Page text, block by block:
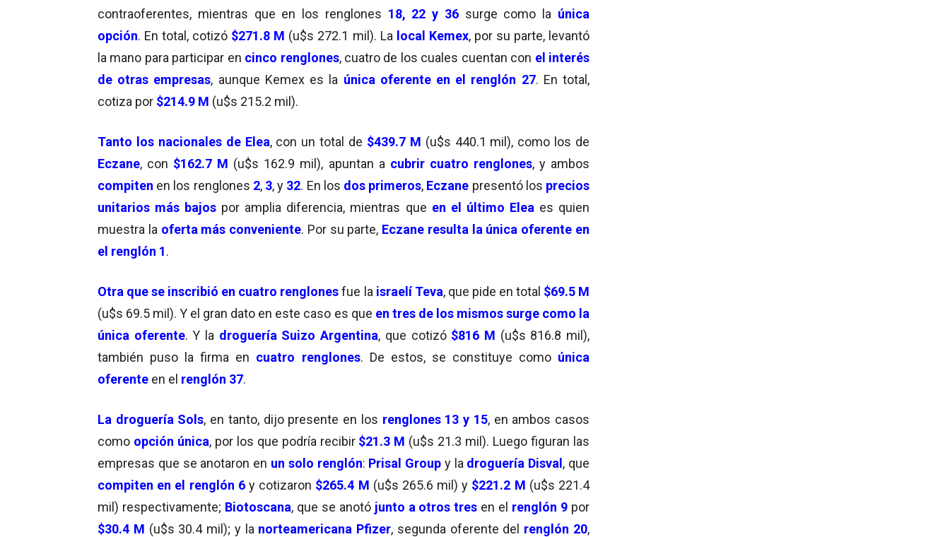
contraoferentes, mientras que en los renglones 18, 22 y 36surge como la única
opción. En total, cotizó $271.8 M (u$s 272.1 mil). La local Kemex, por su parte, levantó
la mano para participar en cinco renglones, cuatro de los cuales cuentan con el interés
de otras empresas, aunque Kemex es la única oferente en el renglón 27. En total,
cotiza por $214.9 M (u$s 215.2 mil).
Tanto los nacionales de Elea, con un total de $439.7 M (u$s 440.1 mil), como los de
Eczane, con $162.7 M (u$s 162.9 mil), apuntan a cubrir cuatro renglones, y ambos
compiten en los renglones 2, 3, y 32. En los dos primeros, Eczane presentó los precios
unitarios más bajos por amplia diferencia, mientras que en el último Elea es quien
muestra la oferta más conveniente. Por su parte, Eczane resulta la única oferente en
el renglón 1.
Otra que se inscribió en cuatro renglonesfue la israelí Teva, que pide en total $69.5 M
(u$s 69.5 mil). Y el gran dato en este caso es que en tres de los mismos surge como la
única oferente. Y la droguería Suizo Argentina, que cotizó $816 M (u$s 816.8 mil),
también puso la firma en cuatro renglones. De estos, se constituye como única
oferente en el renglón 37.
La droguería Sols, en tanto, dijo presente en los renglones 13 y 15, en ambos casos
como opción única, por los que podría recibir $21.3 M (u$s 21.3 mil). Luego figuran las
empresas que se anotaron en un solo renglón: Prisal Group y la droguería Disval, que
compiten en el renglón 6y cotizaron $265.4 M (u$s 265.6 mil) y $221.2 M (u$s 221.4
mil) respectivamente; Biotoscana, que se anotó junto a otros tres en el renglón 9 por
$30.4 M (u$s 30.4 mil); y la norteamericana Pfizer, segunda oferente del renglón 20,